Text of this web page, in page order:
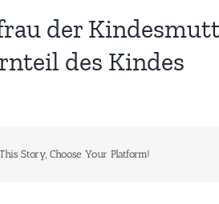
der
des Kindes
Story, Choose Your Platform!